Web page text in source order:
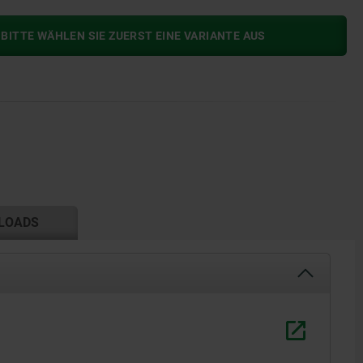
BITTE WÄHLEN SIE ZUERST EINE VARIANTE AUS